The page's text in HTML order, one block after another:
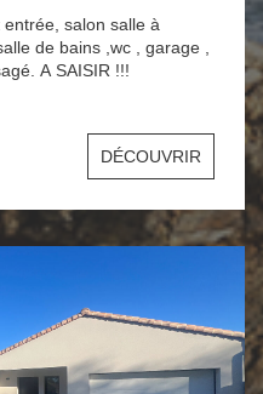
salon salle à
de bains ,wc , garage ,
741 m2 de terrain clos et paysagé. A SAISIR !!!
DÉCOUVRIR